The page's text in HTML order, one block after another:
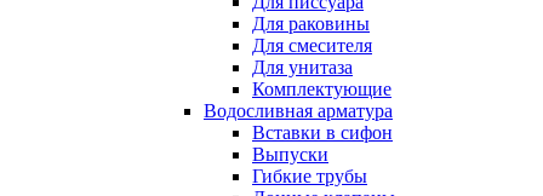
Для раковины
Для смесителя
Для унитаза
Комплектующие
Водосливная арматура
Вставки в сифон
Выпуски
Гибкие трубы